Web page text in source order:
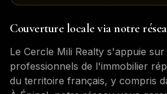
Couverture locale via notre
Le Cercle Mili Realty s'appuie
professionnels de l'immobilier
du territoire français, y compris